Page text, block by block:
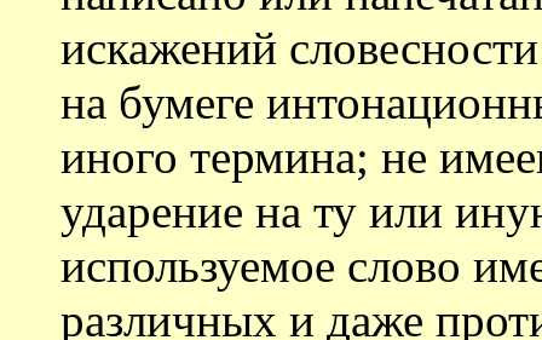
искажений
на бумеге
иного термина; не
ударение на ту или
используемое слово
различных и даже